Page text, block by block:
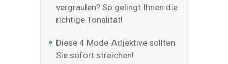
vergraulen? So gelingt Ihnen die
richtige Tonalität!
Diese 4 Mode-Adjektive sollten
Sie sofort streichen!